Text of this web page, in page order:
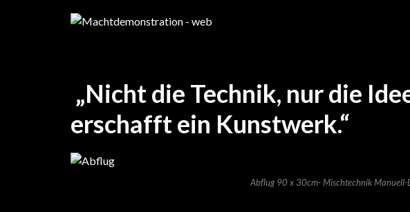
„Nicht die Technik, nur die
erschafft ein Kunstwerk.“
Abflug 90 x 30cm- Mischtechnik Manuell-